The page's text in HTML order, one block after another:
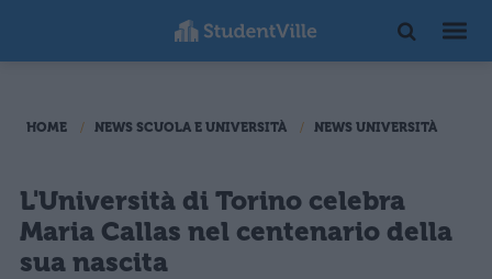
HOME NEWS SCUOLA E UNIVERSITÀ NEWS UNIVERSITÀ
L'Università di Torino celebra
Maria Callas nel centenario della
sua nascita